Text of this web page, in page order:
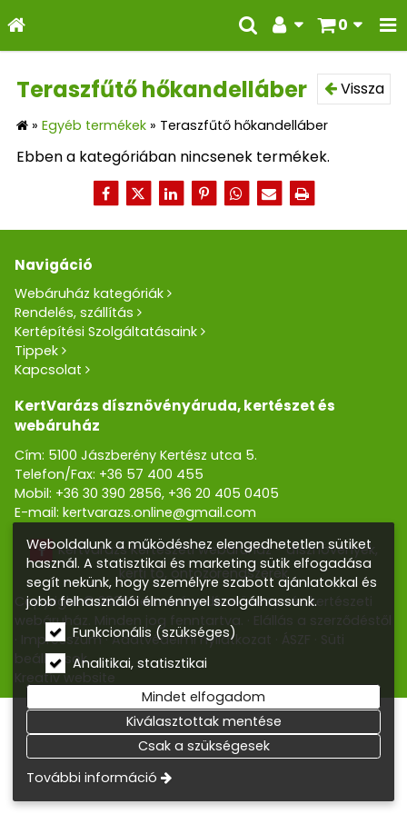
0
Vissza
Teraszfűtő hőkandelláber
» Egyéb termékek » Teraszfűtő hőkandelláber
Ebben a kategóriában nincsenek termékek.
Navigáció
Webáruház kategóriák
Rendelés, szállítás
Kertépítési Szolgáltatásaink
Tippek
Kapcsolat
KertVarázs dísznövényáruda, kertészet és
webáruház
Cím: 5100 Jászberény Kertész utca 5.
Telefon/Fax: +36 57 400 455
Mobil: +36 30 390 2856, +36 20 405 0405
E-mail:kertvarazs.online@gmail.com
Kertvarázs Kertészeti webáruház - dísznövények,
kerti tó, öntözőrendszerek
Copyright © 2026 Kertvarázs dísznövény- és kertészeti
webáruház. Minden jog fenntartva.
Elállás a szerződéstől
Impresszum Adatvédelmi nyilatkozat ÁSZF
Süti
beállítások
Kreatív website
Weboldalunk a működéshez elengedhetetlen sütiket
használ. A statisztikai és marketing sütik elfogadása
segít nekünk, hogy személyre szabott ajánlatokkal és
jobb felhasználói élménnyel szolgálhassunk.
Funkcionális (szükséges)
Analitikai, statisztikai
Mindet elfogadom
Kiválasztottak mentése
Csak a szükségesek
További információ